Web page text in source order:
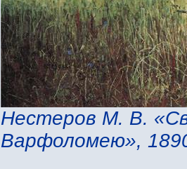
Нестеров М. В.
Варфоломею»,